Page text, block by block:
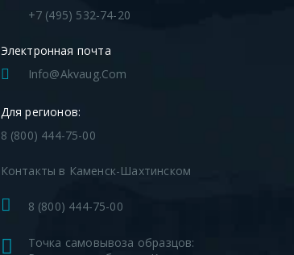
+7 (495) 532-74-20
Электронная почта
Info@akvaug.com
Для регионов:
8 (800) 444-75-00
Контакты в Каменск-Шахтинском
8 (800) 444-75-00
Точка самовывоза образцов: